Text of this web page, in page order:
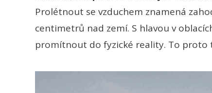
Prolétnout se vzduchem znamená
centimetrů nad zemí. S hlavou v
promítnout do fyzické reality. To proto